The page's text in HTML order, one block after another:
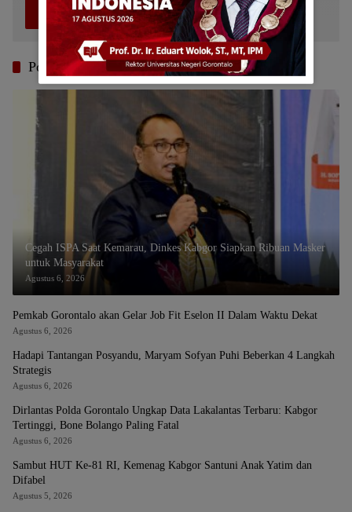
5
Sosok Rachmat Gobel
Juli 11, 2026 846
Pos Terbaru
Cegah ISPA Saat Kemarau, Dinkes Kabgor Siapkan Ribuan Masker
untuk Masyarakat
Agustus 6, 2026
Pemkab Gorontalo akan Gelar Job Fit Eselon II Dalam Waktu Dekat
Agustus 6, 2026
Hadapi Tantangan Posyandu, Maryam Sofyan Puhi Beberkan 4 Langkah
Strategis
Agustus 6, 2026
Dirlantas Polda Gorontalo Ungkap Data Lakalantas Terbaru: Kabgor
Tertinggi, Bone Bolango Paling Fatal
Agustus 6, 2026
Sambut HUT Ke-81 RI, Kemenag Kabgor Santuni Anak Yatim dan
Difabel
Agustus 5, 2026